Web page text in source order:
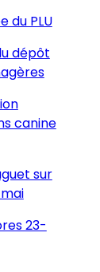
du PLU
dépôt
canine
sur
23-